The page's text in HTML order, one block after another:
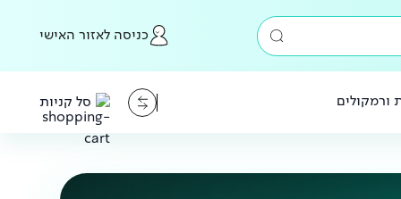
כניסה לאזור האישי
ורמקולים סל קניות